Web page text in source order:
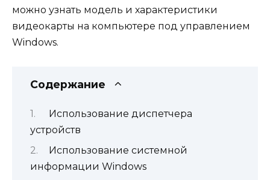
можно узнать модель и характеристики
видеокарты на компьютере под управлением
Windows.
Содержание
Использование диспетчера
устройств
Использование системной
информации Windows